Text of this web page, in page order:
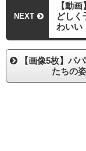
NEXT
【動
どしく
わいい
【画像5枚】パ
たちの